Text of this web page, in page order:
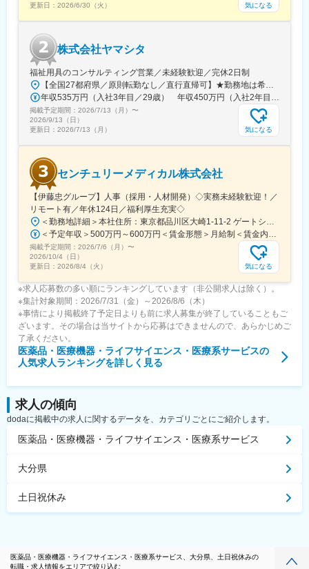
更新日： 2026/6/30（火） 気になる
株式会社ヤマシタ
福祉用具のコンサルティング営業／未経験歓迎／完休2日制
【全国27都府県／原則転勤なし／直行直帰可】★勤務地は希望を考慮★拠点により車通勤OK※充足状況により、ご希望の勤務地での募集が終了している場合があります。※転居を伴う転勤の有無は、半年ごとに希望を伺い、選択いただけます。■東北■・宮城県（仙台市）■関東■・東京都（東京23区など）・神奈川県（横浜市など）・埼玉県（さいたま市など）・千葉県（千葉市など）・茨城県（水戸市）・栃木県（宇都宮市／足利市）・群馬県（前橋市）■東海■・愛知県（名古屋市／豊田市／豊橋市／小牧市）・静岡県（静岡市／浜松市／沼津市／焼津市／富士市）・岐阜県（岐阜市）・三重県（四日市市）■信越・北陸■・長野県（長野市）・山梨県（甲府市）・石川県（金沢市）・富山県（富山市）・福井県（福井市）■関西■・大阪府・兵庫県（神戸市／尼崎市／姫路市）・京都府（京都市）・奈良県（奈良市／天理市）・滋賀県（大津市／彦根市）・和歌山県（和歌山市／田辺市）■中国■・広島県（広島市）・岡山県（岡山市）■四国■・香川県（高松市）■九州■・福岡県（福岡市）
年収535万円（入社3年目／29歳） 年収450万円（入社2年目／26歳）
掲載予定期間： 2026/7/13（月） 〜
2026/9/13（日）
更新日： 2026/7/13（月） 気になる
センチュリーメディカル株式会社
【伊藤忠グループ】人事（採用・人材開発）◇実務未経験歓迎！／
リモート有／年休124日／福利厚生充実◇
＜勤務地詳細＞本社住所：東京都品川区大崎1-11-2 ゲートシティ大崎イーストタワー22Ｆ勤務地最寄駅：JR山手線／大崎駅受動喫煙対策：屋内全面禁煙変更の範囲：会社の定める事業所（リモートワーク含む）
＜予定年収＞500万円～600万円＜賃金形態＞月給制＜賃金内訳＞月額（基本給）：300,000円～350,000円＜月給＞300,000円～350,000円＜昇給有無＞有＜残業手当＞有＜給与補足＞上記年収は、あくまで目安であり、前職・経験を考慮し検討させて頂きます。■昇給：あり■賞与：あり※会社業績と個人業績に応じて算定されます。賃金はあくまでも目安の金額であり、選考を通じて上下する可能性があります。月給(月額)は固定手当を含めた表記です。
掲載予定期間： 2026/7/6（月） 〜
2026/10/4（日）
更新日： 2026/8/4（火） 気になる
※求人応募数の多い順にランキングしています（非公開求人は除く）。
※集計対象期間：2026/7/31（金）～2026/8/6（木）
※事情により掲載終了予定日よりも前に求人募集が終了していることもご
ざいます。その場合は当サイトから応募はできませんので、あらかじめご
了承ください。
医薬品・医療機器・ライフサイエンス・医療系サービスの
人気求人ランキングを詳しく見る
求人の傾向
dodaに掲載中の求人に関するデータを、カテゴリごとにご紹介します。
医薬品・医療機器・ライフサイエンス・医療系サービス
大分県
土日祝休み
医薬品・医療機器・ライフサイエンス・医療系サービス、大分県、土日祝休みの
転職・求人情報をエリアで絞り込む